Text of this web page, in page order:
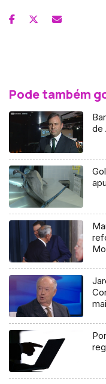
Pode também
de